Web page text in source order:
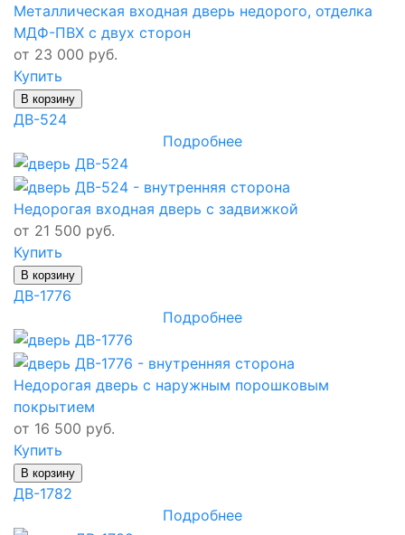
Металлическая входная дверь недорого, отделка
МДФ-ПВХ с двух сторон
от 23 000 руб.
Купить
В корзину
ДВ-524
Подробнее
Недорогая входная дверь с задвижкой
от 21 500 руб.
Купить
В корзину
ДВ-1776
Подробнее
Недорогая дверь с наружным порошковым
покрытием
от 16 500 руб.
Купить
В корзину
ДВ-1782
Подробнее